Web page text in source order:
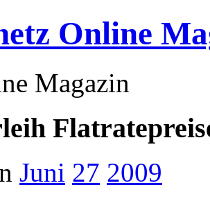
Online
Magazin
Juni 27 2009